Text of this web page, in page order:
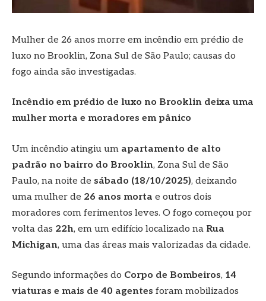
Mulher de 26 anos morre em incêndio em prédio de
luxo no Brooklin, Zona Sul de São Paulo; causas do
fogo ainda são investigadas.
Incêndio em prédio de luxo no Brooklin deixa uma
mulher morta e moradores em pânico
Um incêndio atingiu um apartamento de alto
padrão no bairro do Brooklin, Zona Sul de São
Paulo, na noite de sábado (18/10/2025), deixando
uma mulher de 26 anos morta e outros dois
moradores com ferimentos leves. O fogo começou por
volta das 22h, em um edifício localizado na Rua
Michigan, uma das áreas mais valorizadas da cidade.
Segundo informações do Corpo de Bombeiros, 14
viaturas e mais de 40 agentes foram mobilizados